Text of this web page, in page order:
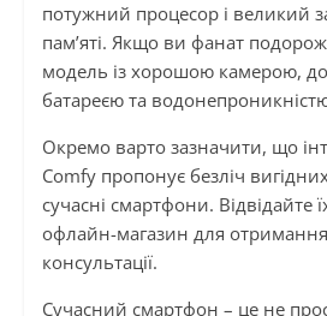
потужний процесор і великий
пам’яті. Якщо ви фанат
модель із хорошою камерою,
батареєю та
Окремо варто зазначити, що
Comfy пропонує безліч
сучасні смартфони. Відвідайте
офлайн-магазин для отримання
консультації.
Сучасний смартфон – це не